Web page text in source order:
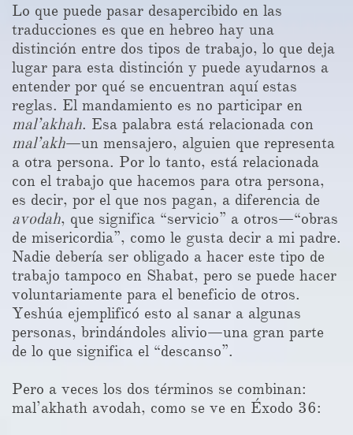
Lo que puede pasar desapercibido en las
traducciones es que en hebreo hay una
distinción entre dos tipos de trabajo, lo que deja
lugar para esta distinción y puede ayudarnos a
entender por qué se encuentran aquí estas
reglas. El mandamiento es no participar en
mal’akhah. Esa palabra está relacionada con
mal’akh—un mensajero, alguien que representa
a otra persona. Por lo tanto, está relacionada
con el trabajo que hacemos para otra persona,
es decir, por el que nos pagan, a diferencia de
avodah, que significa “servicio” a otros—“obras
de misericordia”, como le gusta decir a mi padre.
Nadie debería ser obligado a hacer este tipo de
trabajo tampoco en Shabat, pero se puede hacer
voluntariamente para el beneficio de otros.
Yeshúa ejemplificó esto al sanar a algunas
personas, brindándoles alivio—una gran parte
de lo que significa el “descanso”.
Pero a veces los dos términos se combinan:
mal’akhath avodah, como se ve en Éxodo 36: